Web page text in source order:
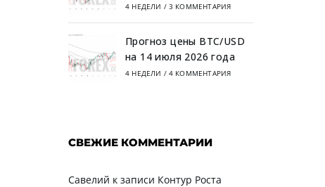
4 НЕДЕЛИ / 3 КОММЕНТАРИЯ
Прогноз цены BTC/USD
на 14 июля 2026 года
4 НЕДЕЛИ / 4 КОММЕНТАРИЯ
СВЕЖИЕ КОММЕНТАРИИ
Савелий к записи Контур Роста